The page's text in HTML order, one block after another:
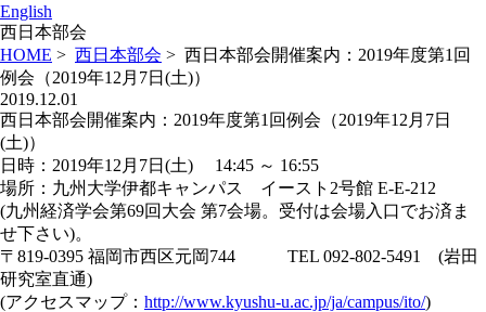
English
西日本部会
HOME > 西日本部会 > 西日本部会開催案内：2019年度第1回
例会（2019年12月7日(土)）
2019.12.01
西日本部会開催案内：2019年度第1回例会（2019年12月7日
(土)）
日時：2019年12月7日(土) 14:45 ～ 16:55
場所：九州大学伊都キャンパス イースト2号館 E-E-212
(九州経済学会第69回大会 第7会場。受付は会場入口でお済ま
せ下さい)。
〒819-0395 福岡市西区元岡744 TEL 092-802-5491 (岩田
研究室直通)
(アクセスマップ： http://www.kyushu-u.ac.jp/ja/campus/ito/)